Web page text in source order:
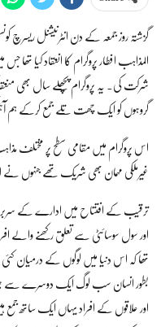
گزشتہ روز جمعہ کے دن انٹرنیشنل ریسرچ
المذاہب افطار پروگرام کا انعقاد کیا
شرکت کی۔ یہ پروگرام پچھلے سال بھی
گروہوں کو ایک چھت تلے جمع کرکے ہم
اس پروگرام میں مقامی سطح پر مختلف
غیرملکی مہمان بھی شریک تھے جنہوں نے
ترقیب کے افتتاح میں ادارے کے سربراہ
اور سول سوسائٹی سے تعلق رکھنے والے
تھا کہ اس دنیا میں لوگوں کے درمیان
بطور انسان سب لوگ ایک دوسرے سے
اور علاقوں کے افراد یہاں ایک